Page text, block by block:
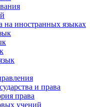
на иностранных языках
и права
права
учений